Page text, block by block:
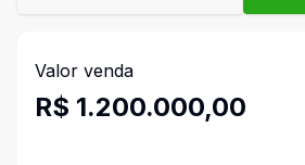
Valor venda
R$ 1.200.000,00